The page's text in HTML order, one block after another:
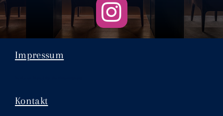
Impressum
Kontakt